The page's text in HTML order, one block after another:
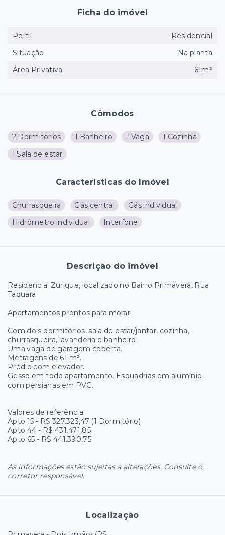
Cômodos
2 Dormitórios 1 Banheiro 1 Vaga
1 Cozinha
1 Sala de estar
Características do Imóvel
Churrasqueira Gás central
Gás individual
Hidrômetro individual
Interfone
Descrição do imóvel
Residencial Zurique, localizado no Bairro Primavera, Rua
Taquara
Apartamentos prontos para morar!
Com dois dormitórios, sala de estar/jantar, cozinha,
churrasqueira, lavanderia e banheiro.
Uma vaga de garagem coberta.
Metragens de 61 m².
Prédio com elevador.
Gesso em todo apartamento. Esquadrias em alumínio
com persianas em PVC.
Valores de referência
Apto 15 - R$ 327.323,47 (1 Dormitório)
Apto 44 - R$ 431.471,85
Apto 65 - R$ 441.390,75
As informações estão sujeitas a alterações. Consulte o
corretor responsável.
Localização
Ficha do imóvel
Perfil
Residencial
Situação
Na planta
Área Privativa
61m²